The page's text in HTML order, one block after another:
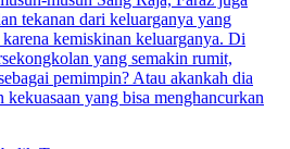
tekanan dari keluarganya yang
kemiskinan keluarganya. Di
yang semakin rumit,
pemimpin? Atau akankah dia
kekuasaan yang bisa menghancurkan